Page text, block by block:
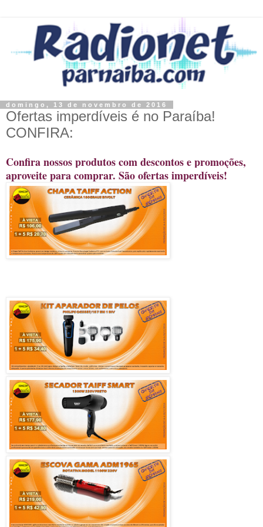
domingo, 13 de novembro de 2016
Ofertas imperdíveis é no Paraíba!
CONFIRA:
Confira nossos produtos com descontos e promoções,
aproveite para comprar. São ofertas imperdíveis!